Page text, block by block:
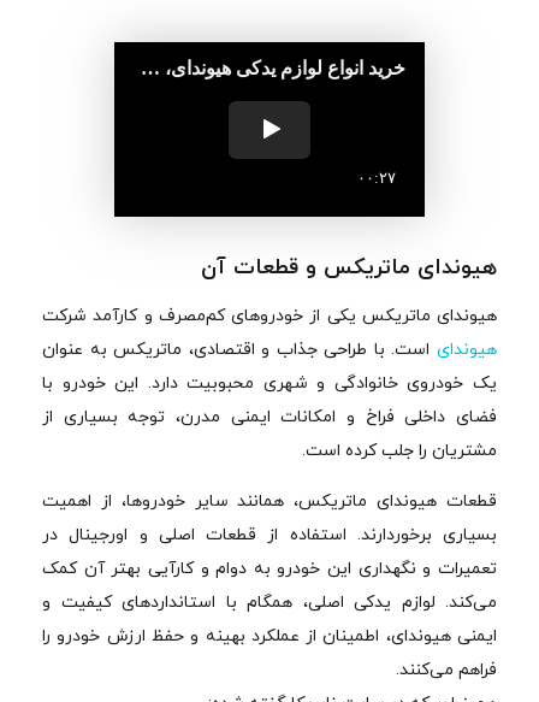
هیوندای ماتریکس و قطعات آن
هیوندای ماتریکس یکی از خودروهای کم‌مصرف و کارآمد شرکت
هیوندای است. با طراحی جذاب و اقتصادی، ماتریکس به عنوان
یک خودروی خانوادگی و شهری محبوبیت دارد. این خودرو با
فضای داخلی فراخ و امکانات ایمنی مدرن، توجه بسیاری از
مشتریان را جلب کرده است.
قطعات هیوندای ماتریکس، همانند سایر خودروها، از اهمیت
بسیاری برخوردارند. استفاده از قطعات اصلی و اورجینال در
تعمیرات و نگهداری این خودرو به دوام و کارآیی بهتر آن کمک
می‌کند. لوازم یدکی اصلی، همگام با استانداردهای کیفیت و
ایمنی هیوندای، اطمینان از عملکرد بهینه و حفظ ارزش خودرو را
فراهم می‌کنند.